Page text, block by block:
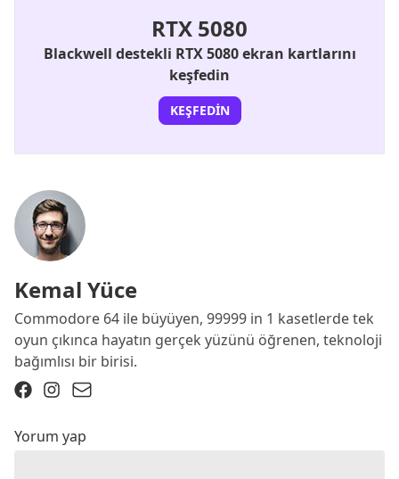
RTX 5080
Blackwell destekli RTX 5080 ekran kartlarını
keşfedin
KEŞFEDIN
Kemal Yüce
Commodore 64 ile büyüyen, 99999 in 1 kasetlerde tek
oyun çıkınca hayatın gerçek yüzünü öğrenen, teknoloji
bağımlısı bir birisi.
Yorum yap